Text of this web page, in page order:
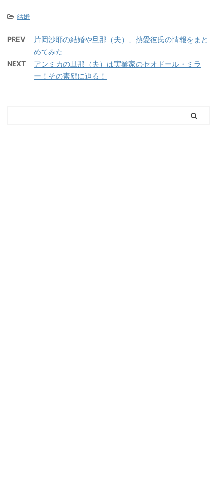
-結婚
PREV
片岡沙耶の結婚や旦那（夫）、熱愛彼氏の情報をまと
めてみた
NEXT
アンミカの旦那（夫）は実業家のセオドール・ミラ
ー！その素顔に迫る！